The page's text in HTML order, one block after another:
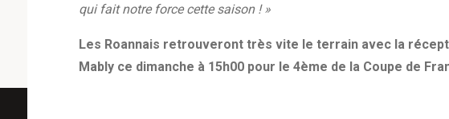
qui fait notre force cette saison ! »
Les Roannais retrouveront très vite le terrain avec la
Mably ce dimanche à 15h00 pour le 4ème de la Coupe de